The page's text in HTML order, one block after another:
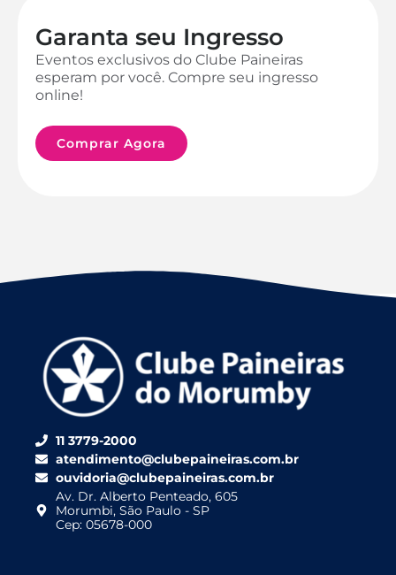
Garanta seu Ingresso
Eventos exclusivos do Clube Paineiras
esperam por você. Compre seu ingresso
online!
Comprar Agora
11 3779-2000
atendimento@clubepaineiras.com.br
ouvidoria@clubepaineiras.com.br
Av. Dr. Alberto Penteado, 605
Morumbi, São Paulo - SP
Cep: 05678-000